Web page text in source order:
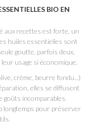
BIO EN
aux recettes est forte, un
huiles essentielles sont
goutte, parfois deux,
usage si économique.
crème, beurre fondu...)
elles se diffusent
incomparables.
longtemps pour préserver